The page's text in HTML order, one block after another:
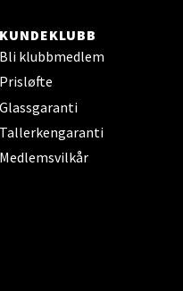
KUNDEKLUBB
Bli klubbmedlem
Prisløfte
Glassgaranti
Tallerkengaranti
Medlemsvilkår
Velg
- Kilden